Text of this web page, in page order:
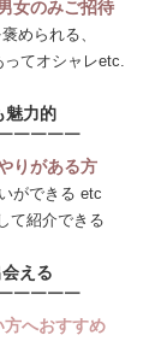
女のみご招待
められる、
てオシャレetc.
魅力的
￣￣￣￣
りがある方
ができる etc
て紹介できる
える
￣￣￣￣
へおすすめ